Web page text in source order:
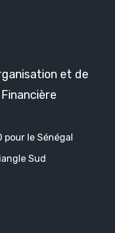
et de
pour le Sénégal
Sud